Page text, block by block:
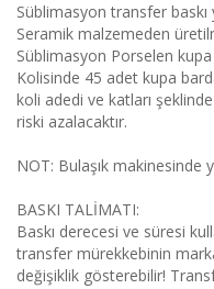
Süblimasyon transfer
Seramik malzemeden
Süblimasyon Porselen kupa
Kolisinde 45 adet kupa
koli adedi ve katları
riski azalacaktır.
NOT: Bulaşık makinesinde
BASKI TALİMATI:
Baskı derecesi ve süresi
transfer mürekkebinin
değişiklik gösterebilir!